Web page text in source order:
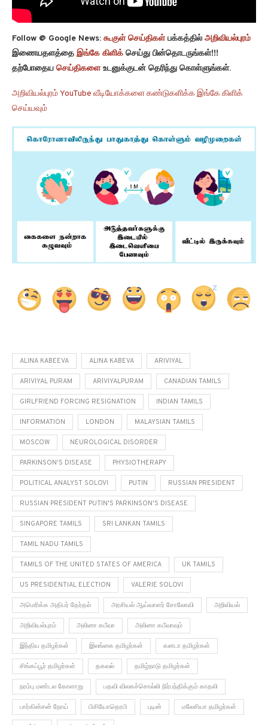
Follow @ Google News: கூகுள் செய்திகள்பக்கத்தில் அறிவியல்புரம்
இணையதளத்தை இங்கே கிளிக் செய்து பின்தொடருங்கள்!!!
தற்போதைய செய்திகளைஉடனுக்குடன் தெரிந்து கொள்ளுங்கள்.
அறிவியல்புரம் YouTube வீடியோக்களை கண்டுகளிக்க இங்கே கிளிக்
செய்யவும்
ALINA KABEEVA ALINA KABEVA ARIVIYAL
ARIVIYAL PURAM ARIVIYALPURAM CANADIAN TAMILS
GIRLFRIEND FORCING RESIGNATION INDIAN TAMILS
INFORMATION LONDON MALAYSIAN TAMILS
MOSCOW NEUROLOGICAL DISORDER
PARKINSON'S DISEASE PHYSIOTHERAPY
POLITICAL ANALYST SOLOVI PUTIN RUSSIAN PRESIDENT
RUSSIAN PRESIDENT PUTIN'S PARKINSON'S DISEASE
SINGAPORE TAMILS SRI LANKAN TAMILS
TAMIL NADU TAMILS
TAMILS OF THE UNITED STATES OF AMERICA UK TAMILS
US PRESIDENTIAL ELECTION VALERIE SOLOVI
அமெரிக்க அதிபர் தேர்தல் அரசியல் ஆய்வாளர் சோலோவி அறிவியல்
அறிவியல்புரம் அலினா கபீவா அலினா கபீவாவும்
இந்திய தமிழர்கள் இலங்கை தமிழர்கள் கனடா தமிழர்கள்
சிங்கப்பூர் தமிழர்கள் தகவல் தமிழ்நாடு தமிழர்கள்
நரம்பு மண்டல கோளாறு பதவி விலகச்சொல்லி நிர்பந்திக்கும் காதலி
பார்கின்சன் நோய் பிசியோதெரபி புடின் மலேசியா தமிழர்கள்